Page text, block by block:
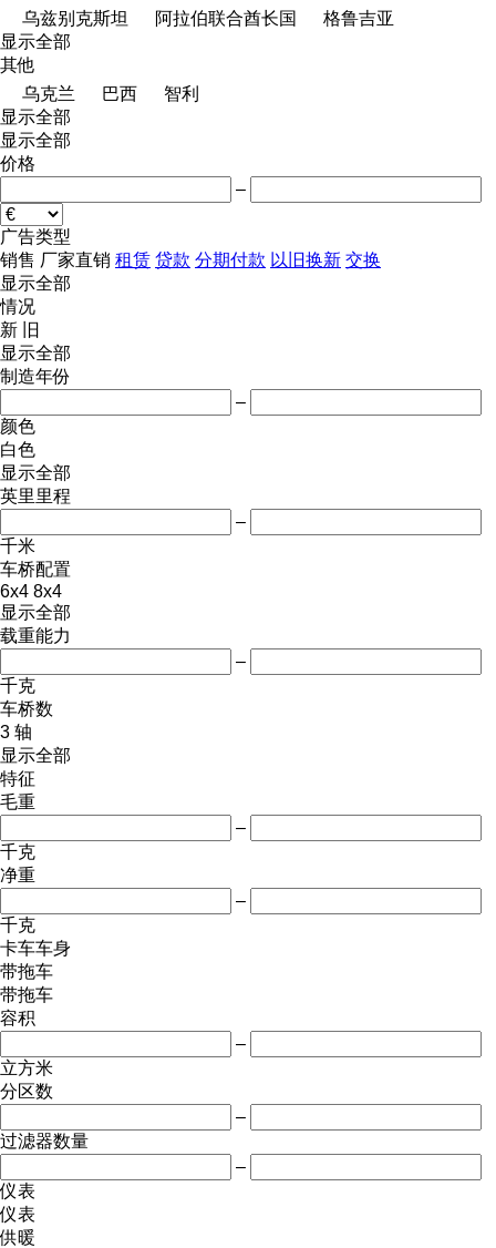
乌兹别克斯坦
阿拉伯联合酋长国
格鲁吉亚
显示全部
其他
乌克兰
巴西
智利
显示全部
显示全部
价格
–
广告类型
销售 厂家直销 租赁 贷款 分期付款 以旧换新 交换
显示全部
情况
新
旧
显示全部
制造年份
–
颜色
白色
显示全部
英里里程
–
千米
车桥配置
6x4 8x4
显示全部
载重能力
–
千克
车桥数
3 轴
显示全部
特征
毛重
–
千克
净重
–
千克
卡车车身
带拖车
带拖车
容积
–
立方米
分区数
–
过滤器数量
–
仪表
仪表
供暖